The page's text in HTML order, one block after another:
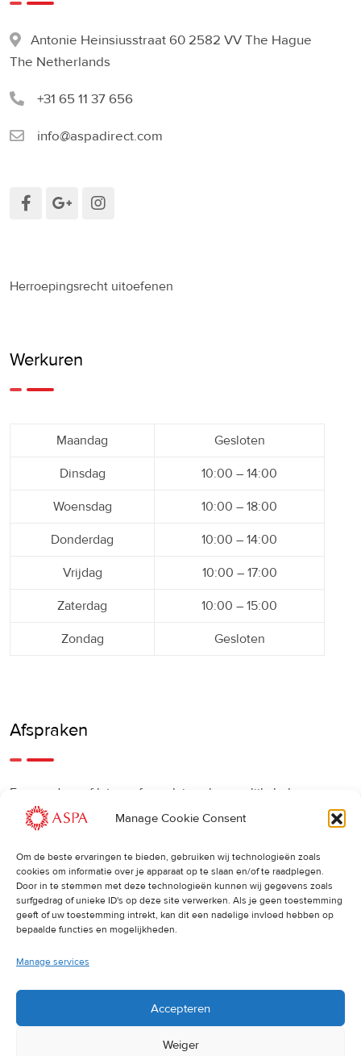
Manage Cookie Consent
Om de beste ervaringen te bieden, gebruiken wij technologieën zoals
cookies om informatie over je apparaat op te slaan en/of te raadplegen.
Door in te stemmen met deze technologieën kunnen wij gegevens zoals
surfgedrag of unieke ID's op deze site verwerken. Als je geen toestemming
geeft of uw toestemming intrekt, kan dit een nadelige invloed hebben op
bepaalde functies en mogelijkheden.
Manage services
Accepteren
Weiger
Antonie Heinsiusstraat 60 2582 VV The Hague
The Netherlands
+31 65 11 37 656
info@aspadirect.com
Herroepingsrecht uitoefenen
Werkuren
Maandag Gesloten
Dinsdag 10:00 – 14:00
Woensdag 10:00 – 18:00
Donderdag 10:00 – 14:00
Vrijdag 10:00 – 17:00
Zaterdag 10:00 – 15:00
Zondag Gesloten
Afspraken
Een eerdere of latere afspraak is ook mogelijk, bel ons
gerust.
Cancellations:
Indien u een afspraak wilt wijzigen of annuleren, vragen wij
u dit 24 uur van tevoren door te geven. Anders worden de